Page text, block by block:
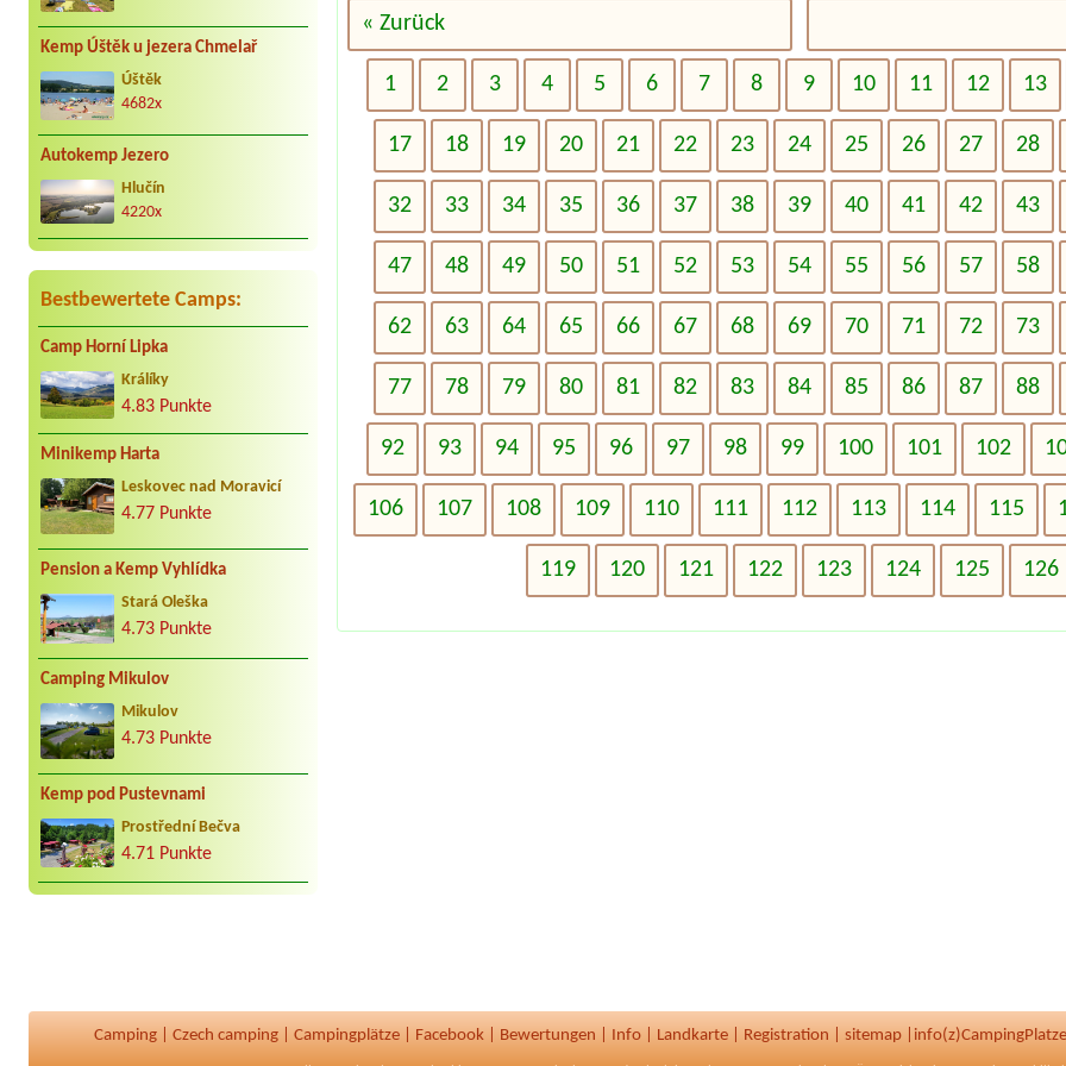
Kemp Úštěk u jezera Chmelař
Úštěk
4682x
Autokemp Jezero
Hlučín
4220x
Bestbewertete Camps:
Camp Horní Lipka
Králíky
4.83 Punkte
Minikemp Harta
Leskovec nad Moravicí
4.77 Punkte
Pension a Kemp Vyhlídka
Stará Oleška
4.73 Punkte
Camping Mikulov
Mikulov
4.73 Punkte
Kemp pod Pustevnami
Prostřední Bečva
4.71 Punkte
« Zurück
1 2 3 4 5 6 7 8 9 10 11 12 13
17 18 19 20 21 22 23 24 25 26 27 28
32 33 34 35 36 37 38 39 40 41 42 43
47 48 49 50 51 52 53 54 55 56 57 58
62 63 64 65 66 67 68 69 70 71 72 73
77 78 79 80 81 82 83 84 85 86 87 88
92 93 94 95 96 97 98 99 100 101 102
106 107 108 109 110 111 112 113 114 115
119 120 121 122 123 124 125 126
Camping Czech camping Campingplätze Facebook Bewertungen Info Landkarte Registration sitemap